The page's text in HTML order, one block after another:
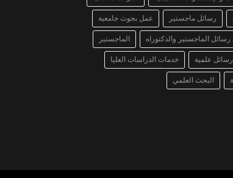
رسائل ماجستير عمل بحوث جامعية
رسائل الماجستير والدكتوراه الماجستير
رسائل علمية خدمات الدراسات العليا
البحث العلمي